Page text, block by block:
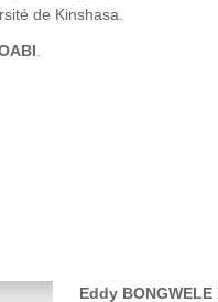
de Kinshasa.
Eddy